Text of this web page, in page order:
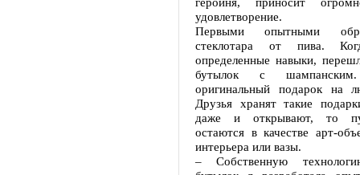
удовлетворение.
Первыми опытными
стеклотара от пива.
определенные навыки,
бутылок с шампанским.
оригинальный подарок на
Друзья хранят такие
даже и открывают, то
остаются в качестве арт-
интерьера или вазы.
– Собственную